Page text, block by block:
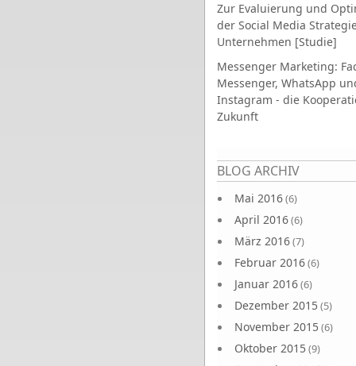
Zur Evaluierung und
der Social Media
Unternehmen [Studie]
Messenger Marketing:
Messenger, WhatsApp
Instagram - die
Zukunft
BLOG ARCHIV
Mai 2016(6)
April 2016(6)
März 2016(7)
Februar 2016(6)
Januar 2016(6)
Dezember 2015(5)
November 2015(6)
Oktober 2015(9)
Seiten